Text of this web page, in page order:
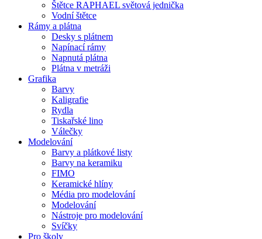
Štětce RAPHAEL světová jednička
Vodní štětce
Rámy a plátna
Desky s plátnem
Napínací rámy
Napnutá plátna
Plátna v metráži
Grafika
Barvy
Kaligrafie
Rydla
Tiskařské lino
Válečky
Modelování
Barvy a plátkové listy
Barvy na keramiku
FIMO
Keramické hlíny
Média pro modelování
Modelování
Nástroje pro modelování
Svíčky
Pro školy